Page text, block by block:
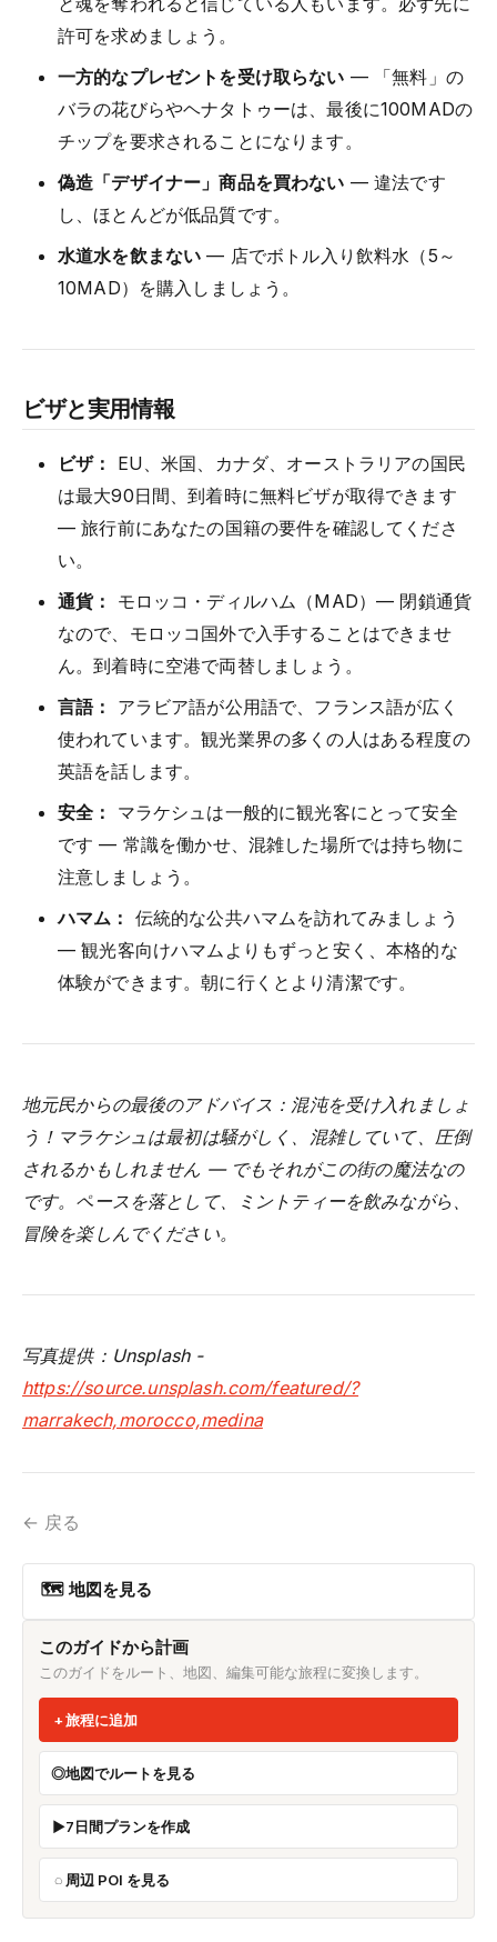
許可を求めましょう。
一方的なプレゼントを受け取らない — 「無料」の
バラの花びらやヘナタトゥーは、最後に100MADの
チップを要求されることになります。
偽造「デザイナー」商品を買わない — 違法です
し、ほとんどが低品質です。
水道水を飲まない — 店でボトル入り飲料水（5～
10MAD）を購入しましょう。
ビザと実用情報
ビザ：
EU、米国、カナダ、オーストラリアの国民
は最大90日間、到着時に無料ビザが取得できます
— 旅行前にあなたの国籍の要件を確認してくださ
い。
通貨：
モロッコ・ディルハム（MAD）— 閉鎖通貨
なので、モロッコ国外で入手することはできませ
ん。到着時に空港で両替しましょう。
言語：
アラビア語が公用語で、フランス語が広く
使われています。観光業界の多くの人はある程度の
英語を話します。
安全：
マラケシュは一般的に観光客にとって安全
です — 常識を働かせ、混雑した場所では持ち物に
注意しましょう。
ハマム： 伝統的な公共ハマムを訪れてみましょう
— 観光客向けハマムよりもずっと安く、本格的な
体験ができます。朝に行くとより清潔です。
地元民からの最後のアドバイス：混沌を受け入れましょ
う！マラケシュは最初は騒がしく、混雑していて、圧倒
されるかもしれません — でもそれがこの街の魔法なの
です。ペースを落として、ミントティーを飲みながら、
冒険を楽しんでください。
写真提供：Unsplash -
https://source.unsplash.com/featured/?
marrakech,morocco,medina
← 戻る
🗺 地図を見る
このガイドから計画
このガイドをルート、地図、編集可能な旅程に変換します。
旅程に追加
地図でルートを見る
7日間プランを作成
周辺 POI を見る